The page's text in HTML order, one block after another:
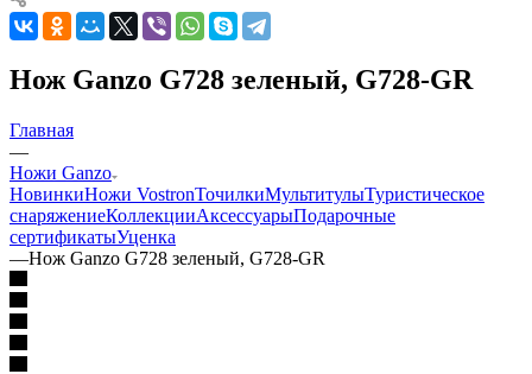
Нож Ganzo G728 зеленый, G728-GR
Главная
—
Ножи Ganzo
НовинкиНожи VostronТочилкиМультитулыТуристическое
снаряжениеКоллекцииАксессуарыПодарочные
сертификатыУценка
—Нож Ganzo G728 зеленый, G728-GR